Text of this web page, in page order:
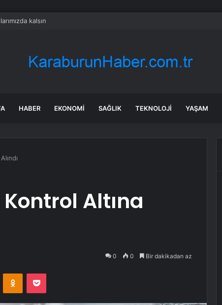
kalsın
HABER EKONOMI SAĞLIK TEKNOLOJI YAŞAM
Altına
0 0 Bir dakikadan az
Odnoklassniki
Pocket